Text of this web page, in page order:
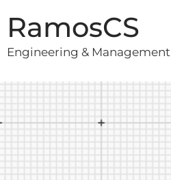
RamosCS
Engineering & Management